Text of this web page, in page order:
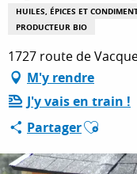
QUE FAIRE ?
SÉJOURNER
ESPACE
HUILES, ÉPICES ET
PRODUCTEUR BIO
1727 route de
M'y rendre
J'y vais en train !
PartagerAjouter